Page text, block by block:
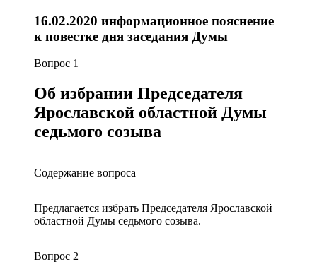
16.02.2020 информационное пояснение
к повестке дня заседания Думы
Вопрос 1
Об избрании Председателя
Ярославской областной Думы
седьмого созыва
Содержание вопроса
Предлагается избрать Председателя Ярославской
областной Думы седьмого созыва.
Вопрос 2